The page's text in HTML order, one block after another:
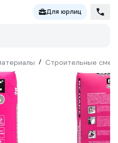
Для юрлиц
/ Строительные